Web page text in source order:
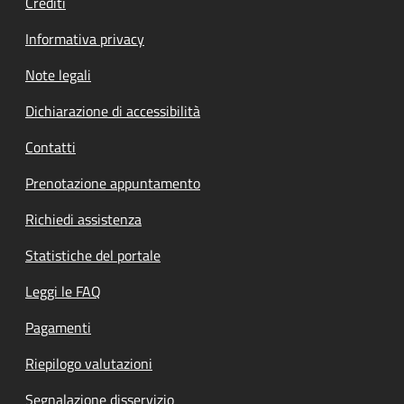
Informativa privacy
Note legali
Dichiarazione di accessibilità
Contatti
Prenotazione appuntamento
Richiedi assistenza
Statistiche del portale
Leggi le FAQ
Pagamenti
Riepilogo valutazioni
Segnalazione disservizio